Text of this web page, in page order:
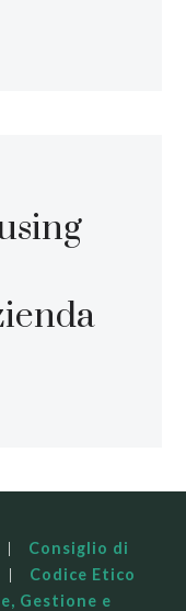
|
Consiglio di
|
Codice Etico
Gestione e